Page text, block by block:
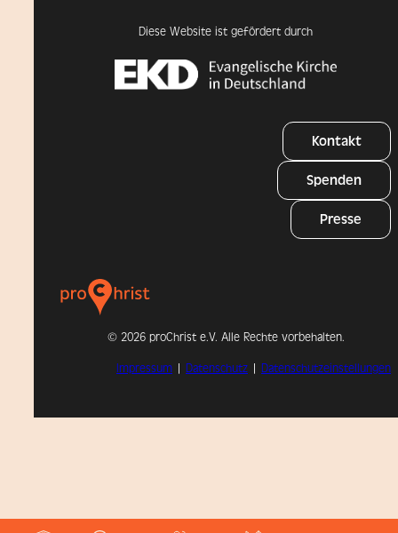
Diese Website ist gefördert durch
Kontakt
Spenden
Presse
© 2026 proChrist e.V. Alle Rechte vorbehalten.
Impressum | Datenschutz | Datenschutzeinstellungen